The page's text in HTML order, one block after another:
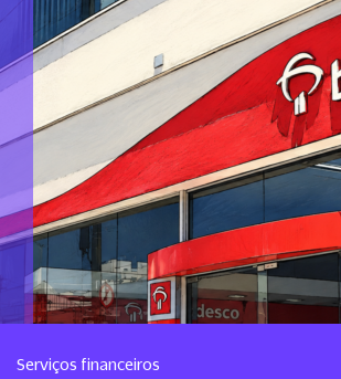
Serviços financeiros